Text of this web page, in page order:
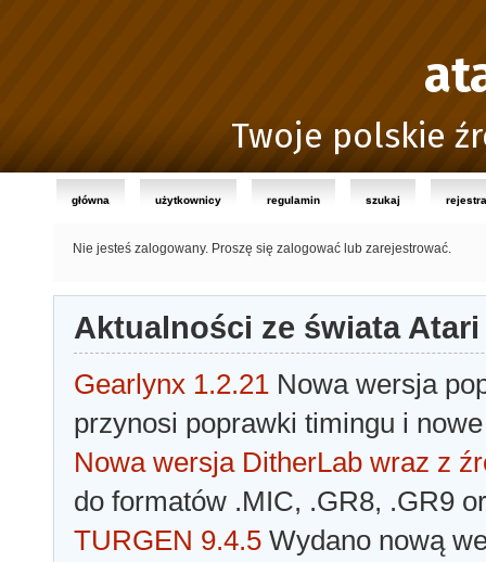
Twoje polskie
główna użytkownicy regulamin szukaj
Nie jesteś zalogowany. Proszę się zalogować lub zarejestrować.
Aktualności ze świata Atari
Gearlynx 1.2.21 Nowa wersja
przynosi poprawki timingu i
Nowa wersja DitherLab wraz z
do formatów .MIC, .GR8, .GR9
TURGEN 9.4.5 Wydano nową